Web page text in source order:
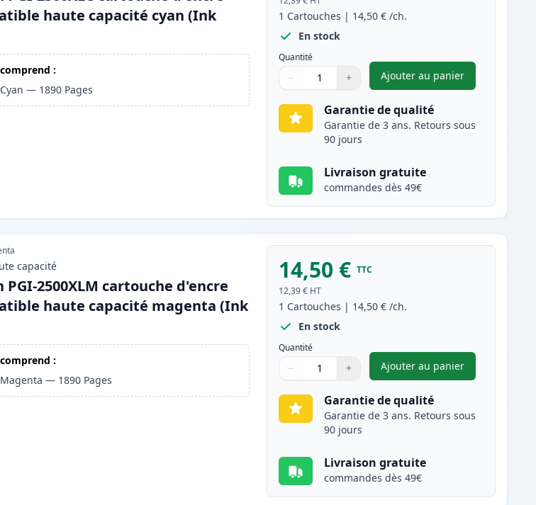
haute capacité cyan (Ink
:
Cyan — 1890 Pages
1 Cartouches | 14,50 € /ch.
En stock
Quantité
Quantité
Utilisez les boutons pour ajuster
− +
Quantité
Ajouter au panier
,Canon PGI-2500XLC
Garantie de qualité
Garantie de 3 ans. Retours sous
90 jours
Livraison gratuite
commandes dès 49€
capacité
PGI-2500XLM cartouche d'encre
haute capacité magenta (Ink
:
Magenta — 1890 Pages
14,50 € TTC
12,39 € HT
1 Cartouches | 14,50 € /ch.
En stock
Quantité
Quantité
Utilisez les boutons pour ajuster
− +
Quantité
Ajouter au panier
,Canon PGI-2500XLM
Garantie de qualité
Garantie de 3 ans. Retours sous
90 jours
Livraison gratuite
commandes dès 49€